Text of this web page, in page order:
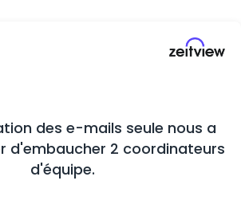
des e-mails seule nous a
d'embaucher 2 coordinateurs
d'équipe.